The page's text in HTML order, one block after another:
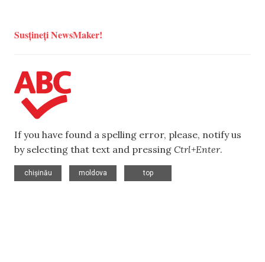
Susțineți NewsMaker!
If you have found a spelling error, please, notify us
by selecting that text and pressing Ctrl+Enter.
chișinău
moldova
top